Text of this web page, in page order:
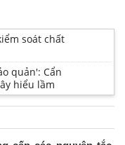
soát chất
quản': Cẩn
hiểu lầm